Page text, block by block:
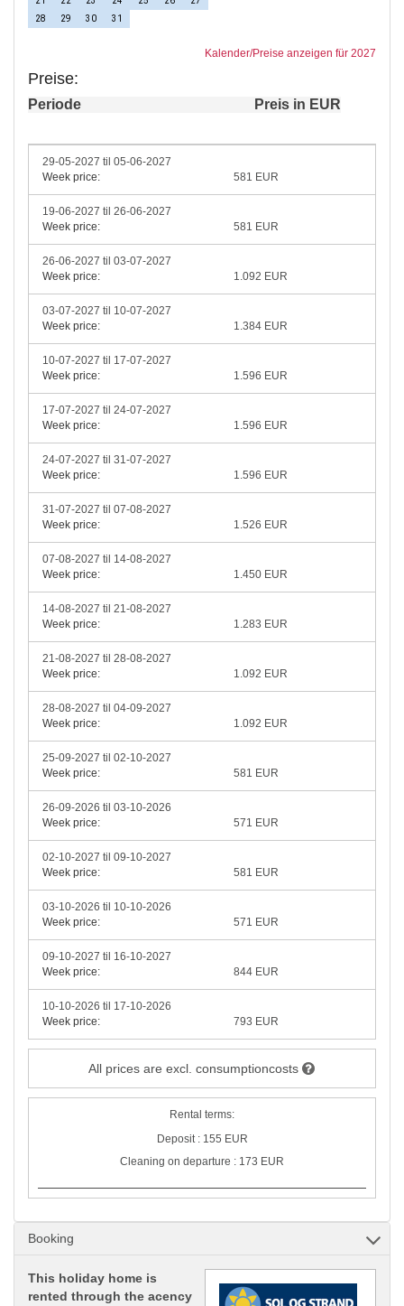
28
29 30 31
Kalender/Preise anzeigen für 2027
Preise:
Periode Preis in EUR
29-05-2027 til 05-06-2027
Week price:
581 EUR
19-06-2027 til 26-06-2027
Week price:
581 EUR
26-06-2027 til 03-07-2027
Week price:
1.092 EUR
03-07-2027 til 10-07-2027
Week price:
1.384 EUR
10-07-2027 til 17-07-2027
Week price:
1.596 EUR
17-07-2027 til 24-07-2027
Week price:
1.596 EUR
24-07-2027 til 31-07-2027
Week price:
1.596 EUR
31-07-2027 til 07-08-2027
Week price:
1.526 EUR
07-08-2027 til 14-08-2027
Week price:
1.450 EUR
14-08-2027 til 21-08-2027
Week price:
1.283 EUR
21-08-2027 til 28-08-2027
Week price:
1.092 EUR
28-08-2027 til 04-09-2027
Week price:
1.092 EUR
25-09-2027 til 02-10-2027
Week price:
581 EUR
26-09-2026 til 03-10-2026
Week price:
571 EUR
02-10-2027 til 09-10-2027
Week price:
581 EUR
03-10-2026 til 10-10-2026
Week price:
571 EUR
09-10-2027 til 16-10-2027
Week price:
844 EUR
10-10-2026 til 17-10-2026
Week price:
793 EUR
All prices are excl. consumptioncosts
Rental terms:
Deposit : 155 EUR
Cleaning on departure : 173 EUR
Booking
This holiday home is
rented through the acency